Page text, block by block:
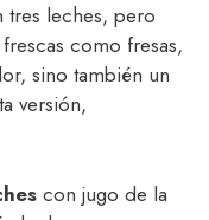
tres leches, pero
como fresas,
sino también un
versión,
con jugo de la